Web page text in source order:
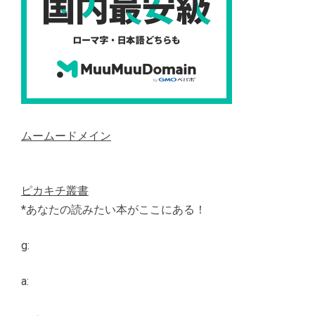
ムームードメイン
ピカキチ叢書
*あなたの読みたい本がここにある！
g:
a: